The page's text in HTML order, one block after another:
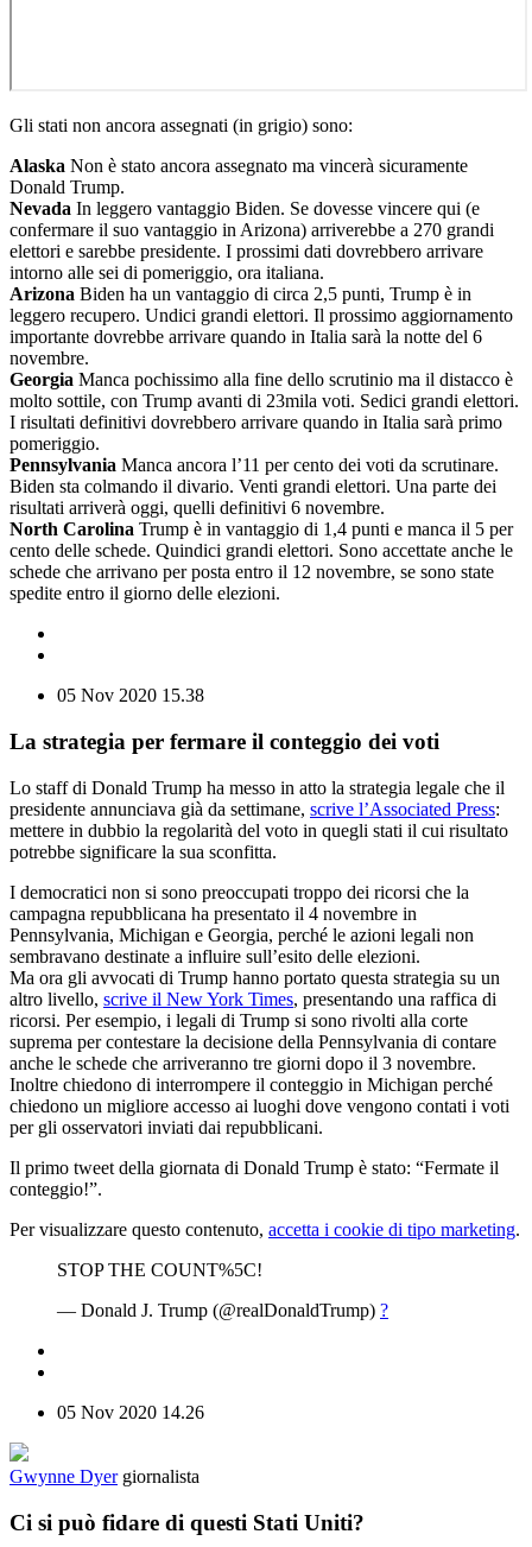
Gli stati non ancora assegnati (in grigio) sono:
Alaska Non è stato ancora assegnato ma vincerà sicuramente
Donald Trump.
Nevada In leggero vantaggio Biden. Se dovesse vincere qui (e
confermare il suo vantaggio in Arizona) arriverebbe a 270 grandi
elettori e sarebbe presidente. I prossimi dati dovrebbero arrivare
intorno alle sei di pomeriggio, ora italiana.
Arizona Biden ha un vantaggio di circa 2,5 punti, Trump è in
leggero recupero. Undici grandi elettori. Il prossimo aggiornamento
importante dovrebbe arrivare quando in Italia sarà la notte del 6
novembre.
Georgia Manca pochissimo alla fine dello scrutinio ma il distacco è
molto sottile, con Trump avanti di 23mila voti. Sedici grandi elettori.
I risultati definitivi dovrebbero arrivare quando in Italia sarà primo
pomeriggio.
Pennsylvania Manca ancora l’11 per cento dei voti da scrutinare.
Biden sta colmando il divario. Venti grandi elettori. Una parte dei
risultati arriverà oggi, quelli definitivi 6 novembre.
North Carolina Trump è in vantaggio di 1,4 punti e manca il 5 per
cento delle schede. Quindici grandi elettori. Sono accettate anche le
schede che arrivano per posta entro il 12 novembre, se sono state
spedite entro il giorno delle elezioni.
05 Nov 2020 15.38
La strategia per fermare il conteggio dei voti
Lo staff di Donald Trump ha messo in atto la strategia legale che il
presidente annunciava già da settimane, scrive l’Associated Press:
mettere in dubbio la regolarità del voto in quegli stati il cui risultato
potrebbe significare la sua sconfitta.
I democratici non si sono preoccupati troppo dei ricorsi che la
campagna repubblicana ha presentato il 4 novembre in
Pennsylvania, Michigan e Georgia, perché le azioni legali non
sembravano destinate a influire sull’esito delle elezioni.
Ma ora gli avvocati di Trump hanno portato questa strategia su un
altro livello, scrive il New York Times, presentando una raffica di
ricorsi. Per esempio, i legali di Trump si sono rivolti alla corte
suprema per contestare la decisione della Pennsylvania di contare
anche le schede che arriveranno tre giorni dopo il 3 novembre.
Inoltre chiedono di interrompere il conteggio in Michigan perché
chiedono un migliore accesso ai luoghi dove vengono contati i voti
per gli osservatori inviati dai repubblicani.
Il primo tweet della giornata di Donald Trump è stato: “Fermate il
conteggio!”.
Per visualizzare questo contenuto, accetta i cookie di tipo marketing.
STOP THE COUNT%5C!
— Donald J. Trump (@realDonaldTrump) ?
05 Nov 2020 14.26
Gwynne Dyer giornalista
Ci si può fidare di questi Stati Uniti?